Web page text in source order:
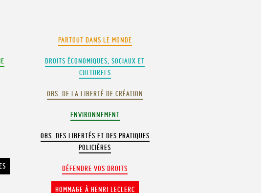
PARTOUT DANS LE MONDE
DROITS ÉCONOMIQUES, SOCIAUX ET
CULTURELS
OBS. DE LA LIBERTÉ DE CRÉATION
ENVIRONNEMENT
OBS. DES LIBERTÉS ET DES PRATIQUES
POLICIÈRES
DÉFENDRE VOS DROITS
HOMMAGE À HENRI LECLERC